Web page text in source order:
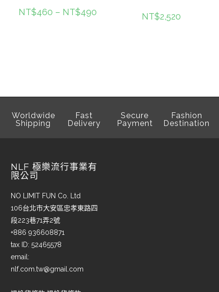
NT$460 – NT$490 NT$2,520
Worldwide
Shipping
Fast
Delivery
Secure
Payment
Fashion
Destination
NLF 極樂流行事業有
限公司
NO LIMIT FUN Co. Ltd
106台北市大安區忠孝東路四
段223巷71弄2號
+886 936608871
tax ID: 52465578
email:
nlf.com.tw@gmail.com